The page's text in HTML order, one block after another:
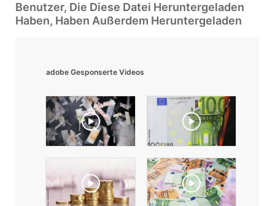
Benutzer, Die Diese Datei Heruntergeladen
Haben, Haben Außerdem Heruntergeladen
adobe Gesponserte Videos